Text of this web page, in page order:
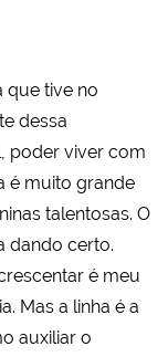
que tive no
dessa
poder viver com
é muito grande
talentosas. O
dando certo.
é meu
Mas a linha é a
auxiliar o